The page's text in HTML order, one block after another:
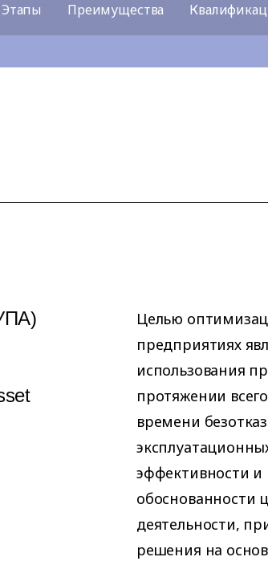
Этапы Преимущества
Целью
предприятиях
использования
протяжении
времени
эффективности и
обоснованности
деятельности,
решения на